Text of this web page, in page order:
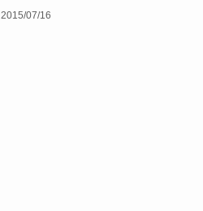
2015/07/16